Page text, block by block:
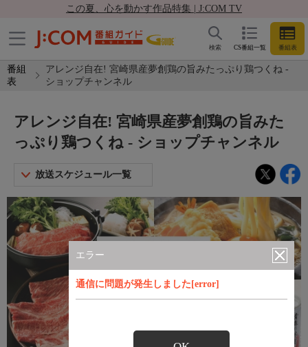
この夏、心を動かす作品特集 | J:COM TV
CS番組一覧 番組表
検索
番組
表
アレンジ自在! 宮崎県産夢創鶏の旨みたっぷり鶏つくね -
ショップチャンネル
エラー
通信に問題が発生しました[error]
アレンジ自在! 宮崎県産夢創鶏の旨みた
っぷり鶏つくね - ショップチャンネル
放送スケジュール一覧